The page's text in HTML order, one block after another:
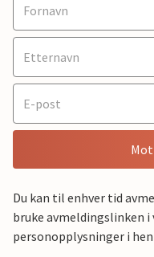
Du kan til enhver tid
bruke avmeldingslinken i
personopplysninger i